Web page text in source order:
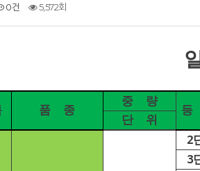
0건 5,572회
품 종
중 량
등
단 위
2
3